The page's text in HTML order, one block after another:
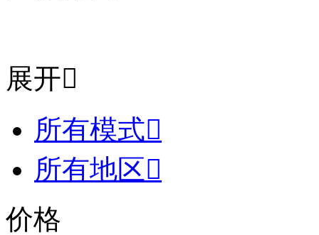
展开
所有模式
所有地区
价格